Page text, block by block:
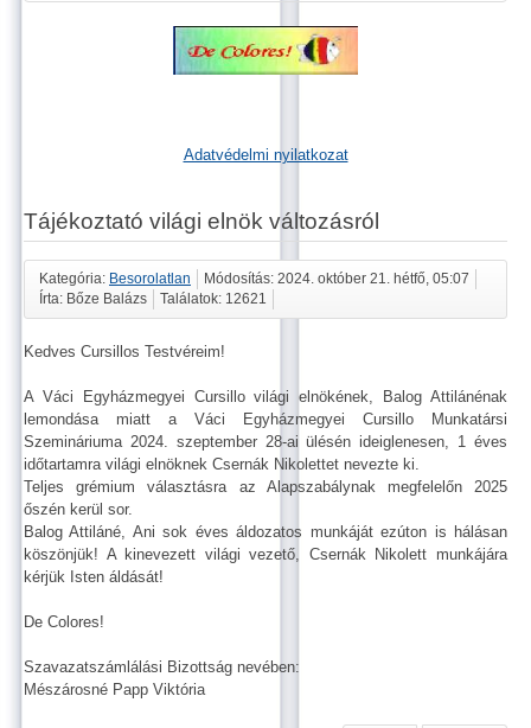
Adatvédelmi nyilatkozat
Tájékoztató világi elnök változásról
Kategória: Besorolatlan
Módosítás: 2024. október 21. hétfő, 05:07
Írta: Bőze Balázs
Találatok: 12621
Kedves Cursillos Testvéreim!
A Váci Egyházmegyei Cursillo világi elnökének, Balog Attilánénak
lemondása miatt a Váci Egyházmegyei Cursillo Munkatársi
Szemináriuma 2024. szeptember 28-ai ülésén ideiglenesen, 1 éves
időtartamra világi elnöknek Csernák Nikolettet nevezte ki.
Teljes grémium választásra az Alapszabálynak megfelelőn 2025
őszén kerül sor.
Balog Attiláné, Ani sok éves áldozatos munkáját ezúton is hálásan
köszönjük! A kinevezett világi vezető, Csernák Nikolett munkájára
kérjük Isten áldását!
De Colores!
Szavazatszámlálási Bizottság nevében:
Mészárosné Papp Viktória